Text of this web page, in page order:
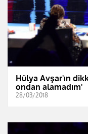
Hülya Avşar'ın
ondan alamadım'
28/03/2018